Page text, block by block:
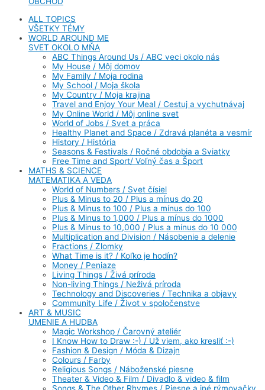
ALL TOPICS
VŠETKY TÉMY
WORLD AROUND ME
SVET OKOLO MŇA
ABC Things Around Us / ABC veci okolo nás
My House / Môj domov
My Family / Moja rodina
My School / Moja škola
My Country / Moja krajina
Travel and Enjoy Your Meal / Cestuj a vychutnávaj
My Online World / Môj online svet
World of Jobs / Svet a práca
Healthy Planet and Space / Zdravá planéta a vesmír
History / História
Seasons & Festivals / Ročné obdobia a Sviatky
Free Time and Sport/ Voľný čas a Šport
MATHS & SCIENCE
MATEMATIKA A VEDA
World of Numbers / Svet čísiel
Plus & Minus to 20 / Plus a mínus do 20
Plus & Minus to 100 / Plus a mínus do 100
Plus & Minus to 1,000 / Plus a mínus do 1000
Plus & Minus to 10,000 / Plus a mínus do 10 000
Multiplication and Division / Násobenie a delenie
Fractions / Zlomky
What Time is it? / Koľko je hodín?
Money / Peniaze
Living Things / Živá príroda
Non-living Things / Neživá príroda
Technology and Discoveries / Technika a objavy
Community Life / Život v spoločenstve
ART & MUSIC
UMENIE A HUDBA
Magic Workshop / Čarovný ateliér
I Know How to Draw :-) / Už viem, ako kresliť :-)
Fashion & Design / Móda & Dizajn
Colours / Farby
Religious Songs / Náboženské piesne
Theater & Video & Film / Divadlo & video & film
Songs & The Other Rhymes / Piesne a iné rýmovačky